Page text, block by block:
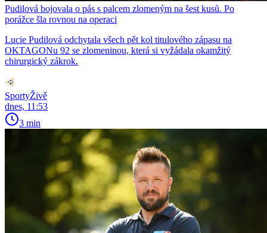
Pudilová bojovala o pás s palcem zlomeným na šest kusů. Po
porážce šla rovnou na operaci
Lucie Pudilová odchytala všech pět kol titulového zápasu na
OKTAGONu 92 se zlomeninou, která si vyžádala okamžitý
chirurgický zákrok.
SportyŽivě
dnes, 11:53
3 min